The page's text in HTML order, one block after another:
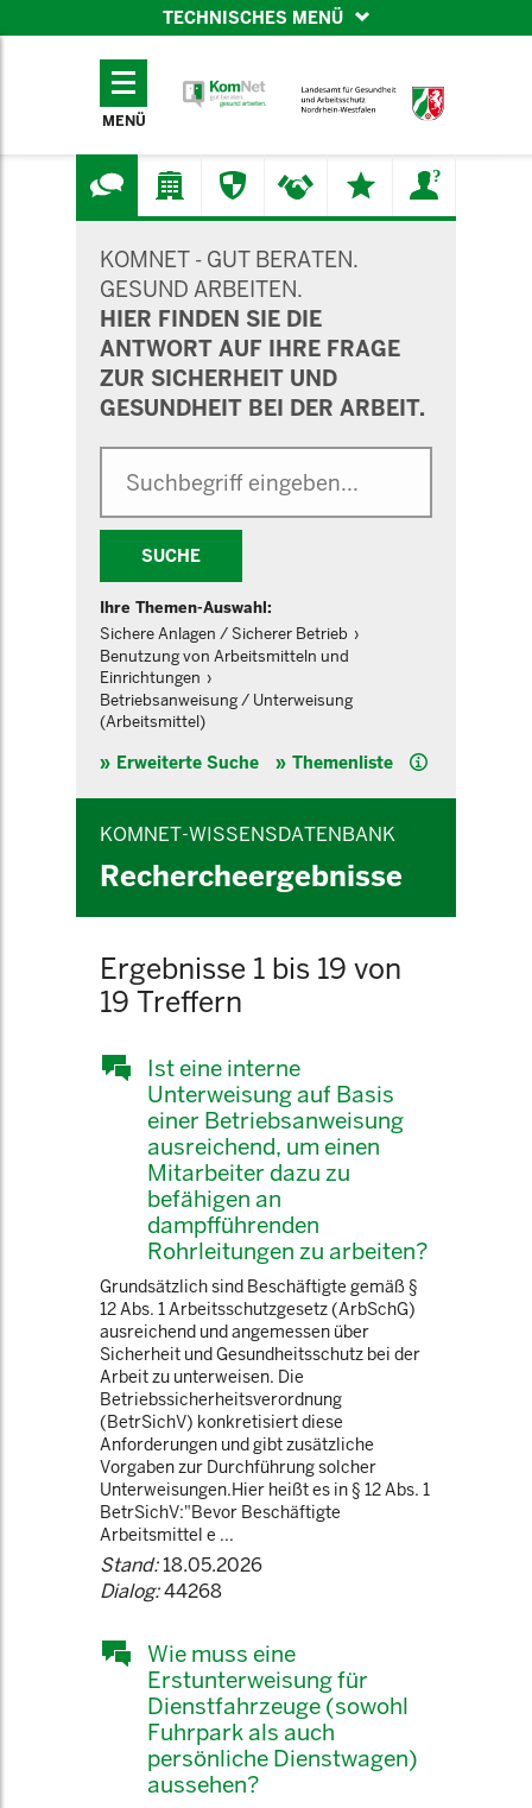
TECHNISCHES MENÜ
TECHNISCHES
MENÜ
KOMNET - GUT BERATEN.
GESUND ARBEITEN.
HIER FINDEN SIE DIE
ANTWORT AUF IHRE FRAGE
ZUR SICHERHEIT UND
GESUNDHEIT BEI DER ARBEIT.
SUCHE
Ihre Themen-Auswahl:
Sichere Anlagen / Sicherer Betrieb
Benutzung von Arbeitsmitteln und
Einrichtungen
Betriebsanweisung / Unterweisung
(Arbeitsmittel)
Erweiterte Suche Themenliste Hilfe
KOMNET-WISSENSDATENBANK
Rechercheergebnisse
Ergebnisse 1 bis 19 von
19 Treffern
Ist eine interne
Unterweisung auf Basis
einer Betriebsanweisung
ausreichend, um einen
Mitarbeiter dazu zu
befähigen an
dampfführenden
Rohrleitungen zu arbeiten?
Grundsätzlich sind Beschäftigte gemäß §
12 Abs. 1 Arbeitsschutzgesetz (ArbSchG)
ausreichend und angemessen über
Sicherheit und Gesundheitsschutz bei der
Arbeit zu unterweisen. Die
Betriebssicherheitsverordnung
(BetrSichV) konkretisiert diese
Anforderungen und gibt zusätzliche
Vorgaben zur Durchführung solcher
Unterweisungen.Hier heißt es in § 12 Abs. 1
BetrSichV:"Bevor Beschäftigte
Arbeitsmittel e ...
Stand:18.05.2026
Dialog:44268
Wie muss eine
Erstunterweisung für
Dienstfahrzeuge (sowohl
Fuhrpark als auch
persönliche Dienstwagen)
aussehen?